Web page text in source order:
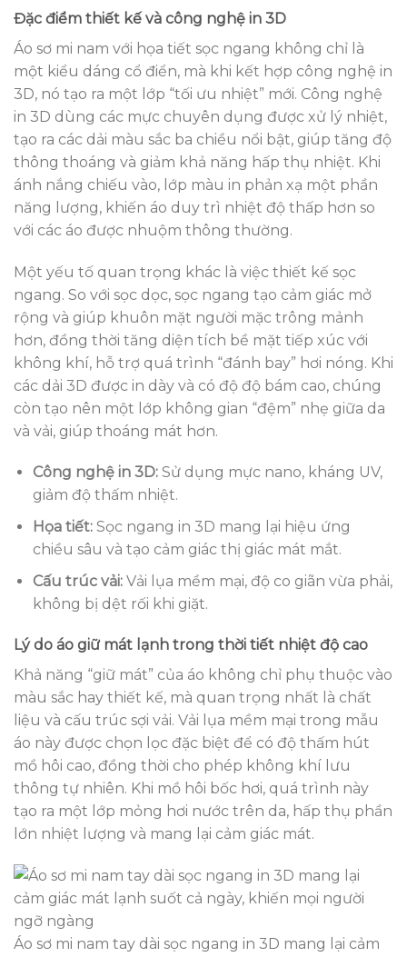
Đặc điểm thiết kế và công nghệ in 3D
Áo sơ mi nam với họa tiết sọc ngang không chỉ là
một kiểu dáng cổ điển, mà khi kết hợp công nghệ in
3D, nó tạo ra một lớp “tối ưu nhiệt” mới. Công nghệ
in 3D dùng các mực chuyên dụng được xử lý nhiệt,
tạo ra các dải màu sắc ba chiều nổi bật, giúp tăng độ
thông thoáng và giảm khả năng hấp thụ nhiệt. Khi
ánh nắng chiếu vào, lớp màu in phản xạ một phần
năng lượng, khiến áo duy trì nhiệt độ thấp hơn so
với các áo được nhuộm thông thường.
Một yếu tố quan trọng khác là việc thiết kế sọc
ngang. So với sọc dọc, sọc ngang tạo cảm giác mở
rộng và giúp khuôn mặt người mặc trông mảnh
hơn, đồng thời tăng diện tích bề mặt tiếp xúc với
không khí, hỗ trợ quá trình “đánh bay” hơi nóng. Khi
các dải 3D được in dày và có độ độ bám cao, chúng
còn tạo nên một lớp không gian “đệm” nhẹ giữa da
và vải, giúp thoáng mát hơn.
Công nghệ in 3D:Sử dụng mực nano, kháng UV,
giảm độ thấm nhiệt.
Họa tiết:Sọc ngang in 3D mang lại hiệu ứng
chiều sâu và tạo cảm giác thị giác mát mắt.
Cấu trúc vải:Vải lụa mềm mại, độ co giãn vừa phải,
không bị dệt rối khi giặt.
Lý do áo giữ mát lạnh trong thời tiết nhiệt độ cao
Khả năng “giữ mát” của áo không chỉ phụ thuộc vào
màu sắc hay thiết kế, mà quan trọng nhất là chất
liệu và cấu trúc sợi vải. Vải lụa mềm mại trong mẫu
áo này được chọn lọc đặc biệt để có độ thấm hút
mồ hôi cao, đồng thời cho phép không khí lưu
thông tự nhiên. Khi mồ hôi bốc hơi, quá trình này
tạo ra một lớp mỏng hơi nước trên da, hấp thụ phần
lớn nhiệt lượng và mang lại cảm giác mát.
Áo sơ mi nam tay dài sọc ngang in 3D mang lại cảm